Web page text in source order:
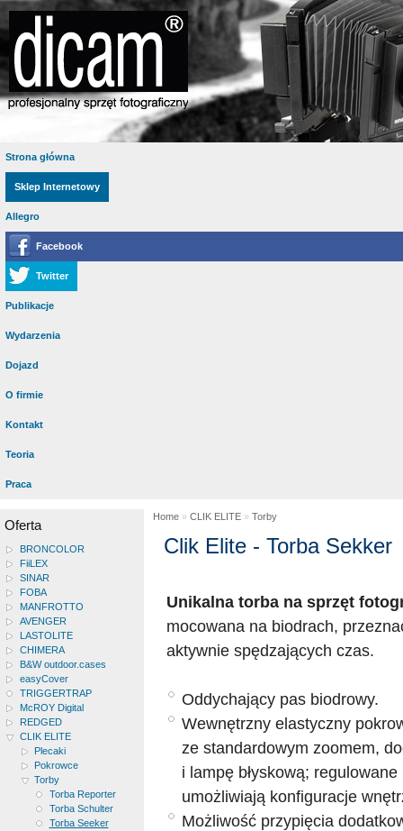
Strona główna
Sklep Internetowy
Allegro
Facebook
Twitter
Publikacje
Wydarzenia
Dojazd
O firmie
Kontakt
Teoria
Praca
Oferta
BRONCOLOR
FiiLEX
SINAR
FOBA
MANFROTTO
AVENGER
LASTOLITE
CHIMERA
B&W outdoor.cases
easyCover
TRIGGERTRAP
McROY Digital
REDGED
CLIK ELITE
Plecaki
Pokrowce
Torby
Torba Reporter
Torba Schulter
Torba Seeker
Home » CLIK ELITE » Torby
Clik Elite - Torba Sekker
Unikalna torba na sprzęt
mocowana na biodrach,
aktywnie spędzających czas.
Oddychający pas biodrowy.
Wewnętrzny elastyczny
ze standardowym zoomem,
i lampę błyskową;
umożliwiają konfiguracje
Możliwość przypięcia